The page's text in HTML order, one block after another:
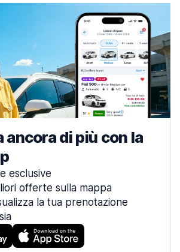
ancora di più con la
esclusive
offerte sulla mappa
la tua prenotazione